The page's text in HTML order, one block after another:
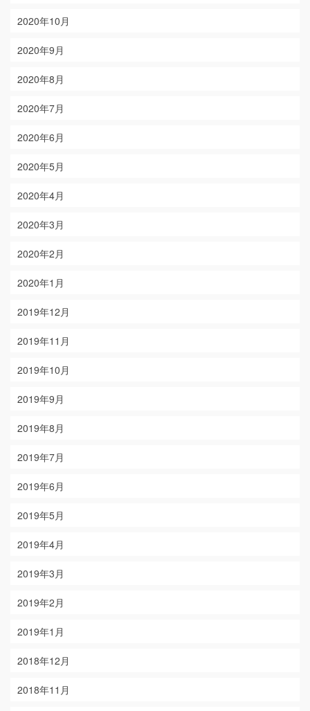
2020年10月
2020年9月
2020年8月
2020年7月
2020年6月
2020年5月
2020年4月
2020年3月
2020年2月
2020年1月
2019年12月
2019年11月
2019年10月
2019年9月
2019年8月
2019年7月
2019年6月
2019年5月
2019年4月
2019年3月
2019年2月
2019年1月
2018年12月
2018年11月